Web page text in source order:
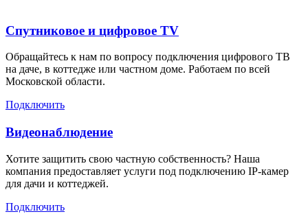
Спутниковое и цифровое TV
Обращайтесь к нам по вопросу подключения цифрового ТВ
на даче, в коттедже или частном доме. Работаем по всей
Московской области.
Подключить
Видеонаблюдение
Хотите защитить свою частную собственность? Наша
компания предоставляет услуги под подключению IP-камер
для дачи и коттеджей.
Подключить